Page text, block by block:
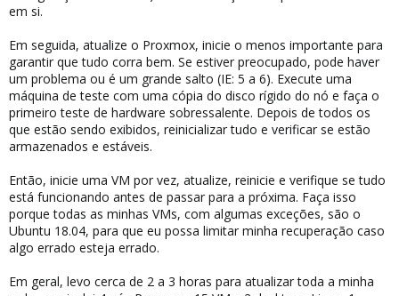
em si.
Em seguida, atualize o Proxmox, inicie o menos importante para
garantir que tudo corra bem. Se estiver preocupado, pode haver
um problema ou é um grande salto (IE: 5 a 6). Execute uma
máquina de teste com uma cópia do disco rígido do nó e faça o
primeiro teste de hardware sobressalente. Depois de todos os
que estão sendo exibidos, reinicializar tudo e verificar se estão
armazenados e estáveis.
Então, inicie uma VM por vez, atualize, reinicie e verifique se tudo
está funcionando antes de passar para a próxima. Faça isso
porque todas as minhas VMs, com algumas exceções, são o
Ubuntu 18.04, para que eu possa limitar minha recuperação caso
algo errado esteja errado.
Em geral, levo cerca de 2 a 3 horas para atualizar toda a minha